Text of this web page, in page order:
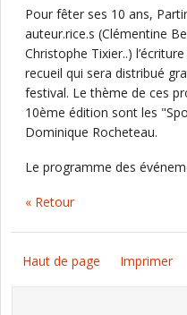
Pour fêter ses 10 ans,
auteur.rice.s (Clémentine
Christophe Tixier..)
recueil qui sera distribué
festival. Le thème de ces
10ème édition sont les
Dominique Rocheteau.
Le programme des
« Retour
Haut de page Imprimer